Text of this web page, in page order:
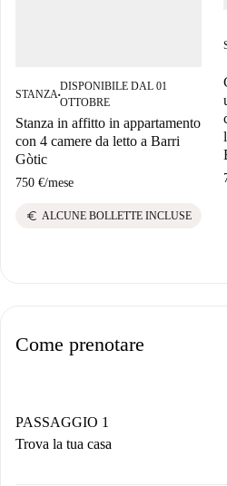
STANZA■
DISPONIBILE DAL 01
OTTOBRE
Stanza in affitto in appartamento
con 4 camere da letto a Barri
Gòtic
750 €/mese
euro ALCUNE BOLLETTE INCLUSE
Come prenotare
PASSAGGIO 1
Trova la tua casa